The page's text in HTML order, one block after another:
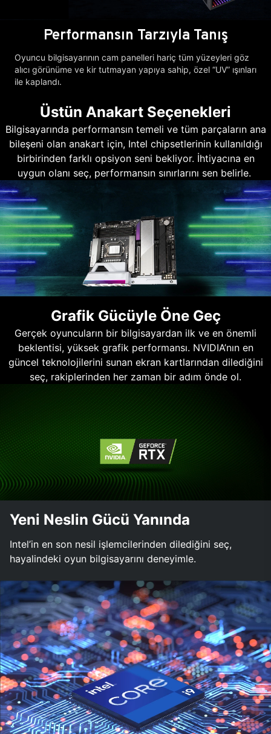
Performansın Tarzıyla Tanış
Oyuncu bilgisayarının cam panelleri hariç tüm yüzeyleri göz
alıcı görünüme ve kir tutmayan yapıya sahip, özel “UV” ışınları
ile kaplandı.
Üstün Anakart Seçenekleri
Bilgisayarında performansın temeli ve tüm parçaların ana
bileşeni olan anakart için, Intel chipsetlerinin kullanıldığı
birbirinden farklı opsiyon seni bekliyor. İhtiyacına en
uygun olanı seç, performansın sınırlarını sen belirle.
Grafik Gücüyle Öne Geç
Gerçek oyuncuların bir bilgisayardan ilk ve en önemli
beklentisi, yüksek grafik performansı. NVIDIA’nın en
güncel teknolojilerini sunan ekran kartlarından dilediğini
seç, rakiplerinden her zaman bir adım önde ol.
Yeni Neslin Gücü Yanında
Intel’in en son nesil işlemcilerinden dilediğini seç,
hayalindeki oyun bilgisayarını deneyimle.